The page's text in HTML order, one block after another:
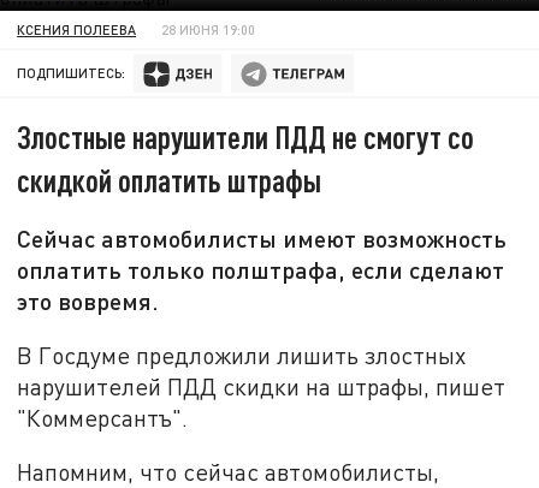
КСЕНИЯ ПОЛЕЕВА 28 ИЮНЯ 19:00
ПОДПИШИТЕСЬ:
Злостные нарушители ПДД не смогут со
скидкой оплатить штрафы
Сейчас автомобилисты имеют возможность
оплатить только полштрафа, если сделают
это вовремя.
В Госдуме предложили лишить злостных
нарушителей ПДД скидки на штрафы, пишет
"Коммерсантъ".
Напомним, что сейчас автомобилисты,